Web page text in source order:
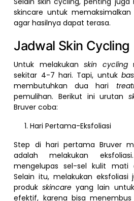
skincare untuk
agar hasilnya dapat terasa.
Jadwal Skin Cycling
Untuk melakukanskin cycling
sekitar 4-7 hari. Tapi, untuk
membutuhkan dua hari
pemulihan. Berikut ini urutan
Bruver coba:
Hari Pertama-Eksfoliasi
Step di hari pertama Bruver
adalah melakukan
mengelupas sel-sel kulit mati
Selain itu, melakukan
produkskincareyang lain
efektif, karena bisa